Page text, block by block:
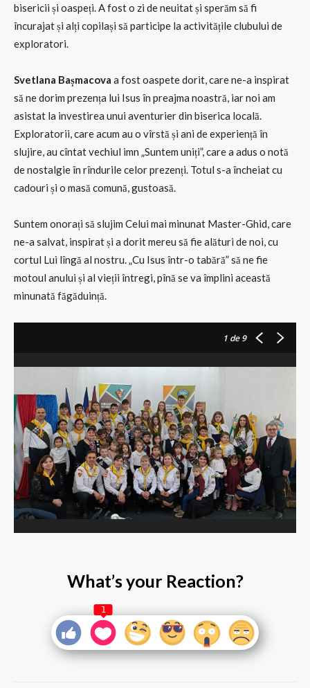
bisericii și oaspeți. A fost o zi de neuitat și sperăm să fi
încurajat și alți copilași să participe la activitățile clubului de
exploratori.
Svetlana Bașmacova a fost oaspete dorit, care ne-a inspirat
să ne dorim prezența lui Isus în preajma noastră, iar noi am
asistat la investirea unui aventurier din biserica locală.
Exploratorii, care acum au o vîrstă și ani de experiență în
slujire, au cîntat vechiul imn „Suntem uniți”, care a adus o notă
de nostalgie în rîndurile celor prezenți. Totul s-a încheiat cu
cadouri și o masă comună, gustoasă.
Suntem onorați să slujim Celui mai minunat Master-Ghid, care
ne-a salvat, inspirat și a dorit mereu să fie alături de noi, cu
cortul Lui lîngă al nostru. „Cu Isus într-o tabără” să ne fie
motoul anului și al vieții întregi, pînă se va împlini această
minunată făgăduință.
1 de 9
What’s your Reaction?
1